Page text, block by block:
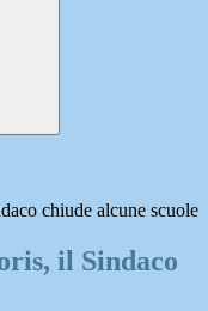
chiude alcune scuole
il Sindaco